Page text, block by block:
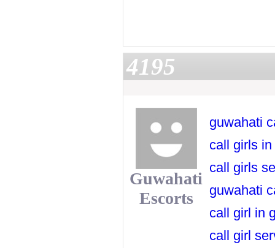
4195
Guwahati
Escorts
guwahati
call girls
call girls
guwahati
call girl in
call girl